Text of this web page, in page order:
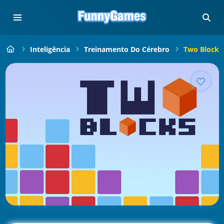
Inteligência Treinamento Do Cérebro Two Blocks